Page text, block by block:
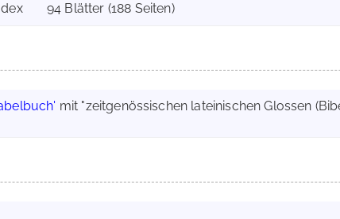
94 Blätter (188 Seiten)
mit "zeitgenössischen lateinischen Glossen